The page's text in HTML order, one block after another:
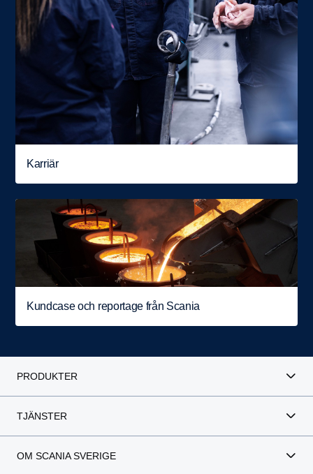
Karriär
Kundcase och reportage från Scania
PRODUKTER
TJÄNSTER
OM SCANIA SVERIGE